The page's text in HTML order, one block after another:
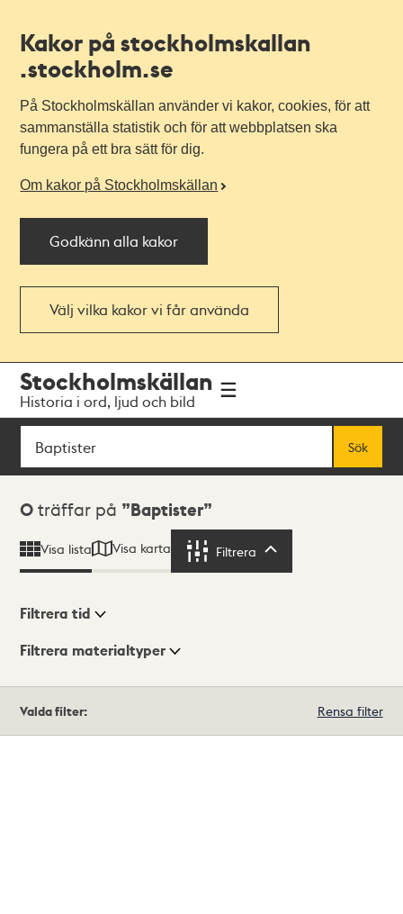
Kakor på stockholmskallan
.stockholm.se
På Stockholmskällan använder vi kakor, cookies, för att
sammanställa statistik och för att webbplatsen ska
fungera på ett bra sätt för dig.
Om kakor på Stockholmskällan
Godkänn alla kakor
Välj vilka kakor vi får använda
navigationen
huvudinnehållet
Stockholmskällan
Historia i ord, ljud och bild
Sök
Sök
Sökresultat
0 träffar på Baptister
Visa lista Visa karta Filtrera
Visningsläge
Filtrera tid
Filtrera materialtyper
träffar
Valda filter: Rensa filter